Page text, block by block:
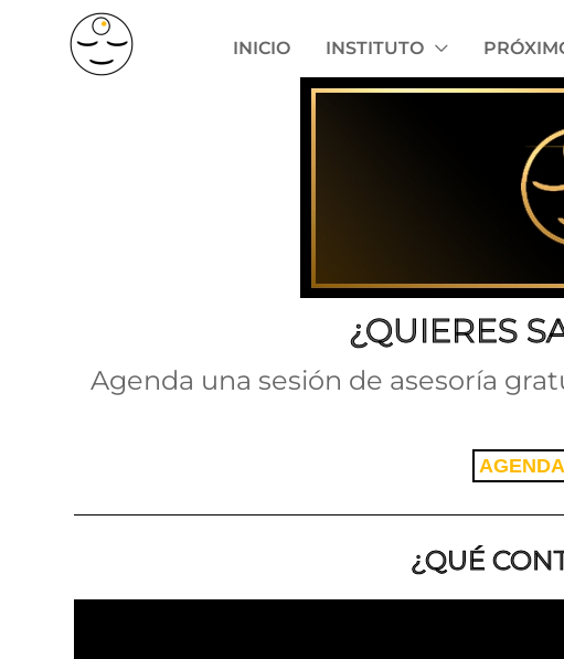
INICIO INSTITUTO
¿QUIERES
Agenda una sesión de asesoría
¿QUÉ